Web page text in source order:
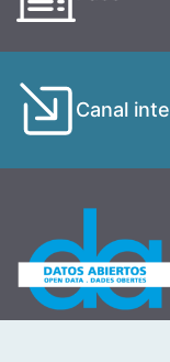
Canal